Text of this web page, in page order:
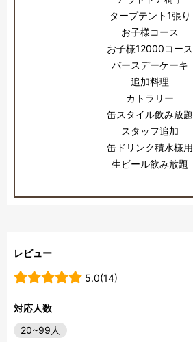
タープテント1張り
お子様コース
お子様12000コース
バースデーケーキ
追加料理
カトラリー
缶スタイル飲み放題
スタッフ追加
缶ドリンク積水様用
生ビール飲み放題
レビュー
5.0(14)
対応人数
20~99人